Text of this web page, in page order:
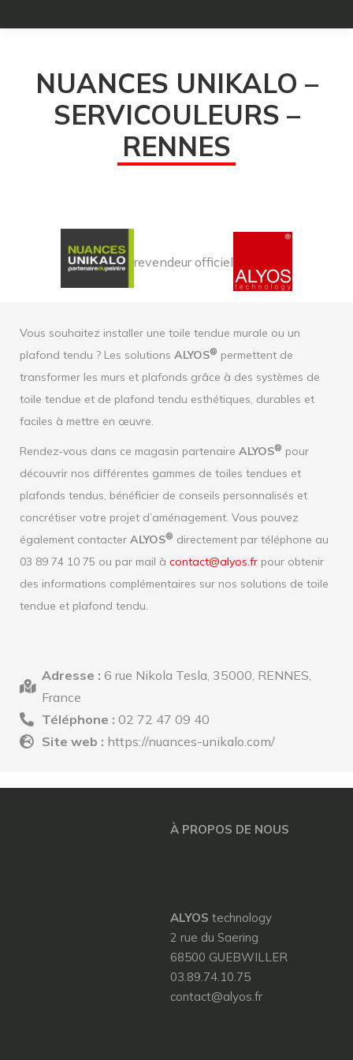
NUANCES UNIKALO –
SERVICOULEURS –
RENNES
revendeur officiel
Vous souhaitez installer une toile tendue murale ou un
plafond tendu ? Les solutions ALYOS® permettent de
transformer les murs et plafonds grâce à des systèmes de
toile tendue et de plafond tendu esthétiques, durables et
faciles à mettre en œuvre.
Rendez-vous dans ce magasin partenaire ALYOS® pour
découvrir nos différentes gammes de toiles tendues et
plafonds tendus, bénéficier de conseils personnalisés et
concrétiser votre projet d’aménagement. Vous pouvez
également contacter ALYOS® directement par téléphone au
03 89 74 10 75 ou par mail à contact@alyos.fr pour obtenir
des informations complémentaires sur nos solutions de toile
tendue et plafond tendu.
Adresse : 6 rue Nikola Tesla, 35000, RENNES,
France
Téléphone : 02 72 47 09 40
Site web : https://nuances-unikalo.com/
À PROPOS DE NOUS
ALYOS technology
2 rue du Saering
68500 GUEBWILLER
03.89.74.10.75
contact@alyos.fr